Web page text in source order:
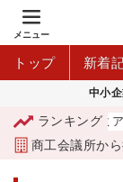
メニュー
トップ 新着
中小
ランキング
「青森市プレミア
商工会議所か